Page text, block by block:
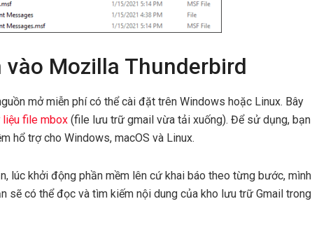
Mozilla Thunderbird
mở miễn phí có thể cài đặt trên Windows hoặc Linux. Bây
liệu file mbox (file lưu trữ gmail vừa tải xuống). Để sử dụng, bạn
hổ trợ cho Windows, macOS và Linux.
lúc khởi động phần mềm lên cứ khai báo theo từng bước, mình
sẽ có thể đọc và tìm kiếm nội dung của kho lưu trữ Gmail trong